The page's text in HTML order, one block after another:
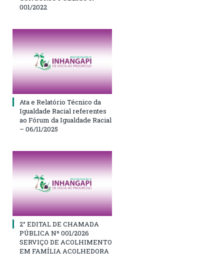
001/2022
Ata e Relatório Técnico da
Igualdade Racial referentes
ao Fórum da Igualdade Racial
– 06/11/2025
2° EDITAL DE CHAMADA
PÚBLICA Nº 001/2026
SERVIÇO DE ACOLHIMENTO
EM FAMÍLIA ACOLHEDORA